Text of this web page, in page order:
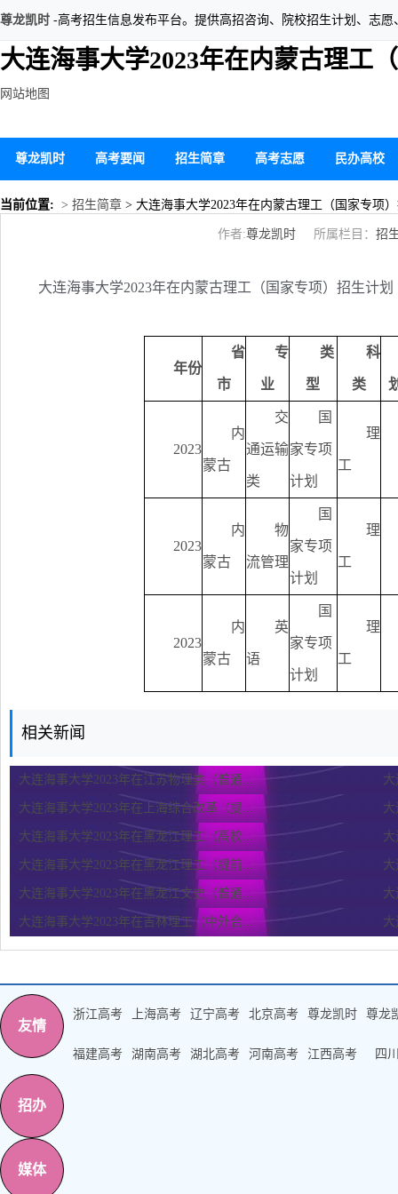
尊龙凯时 -高考招生信息发布平台。提供高招咨询、院校招生计划、志
大连海事大学2023年在内蒙古理工
尊龙凯时 高考要闻 招生简章 高考志愿 民办高校
当前位置: > 招生简章 > 大连海事大学2023年在内蒙古理工（国家专项
作者:尊龙凯时 所属栏目： 招
大连海事大学2023年在内蒙古理工（国家专项）招生计划
年份
省
市
专
业
类
型
科
类
2023
内
蒙古
交
通运输
类
国
家专项
计划
理
工
2023
内
蒙古
物
流管理
国
家专项
计划
理
工
2023
内
蒙古
英
语
国
家专项
计划
理
工
相关新闻
大连海事大学2023年在江苏物理类（普通...
大连海事大学2023年在上海综合改革（提...
大连海事大学2023年在黑龙江理工（高校...
大连海事大学2023年在黑龙江理工（提前...
大连海事大学2023年在黑龙江文史（普通...
大连海事大学2023年在吉林理工（中外合...
友情
浙江高考 上海高考 辽宁高考 北京高考 尊龙凯时 尊龙
福建高考 湖南高考 湖北高考 河南高考 江西高考 四
招办
媒体
网站地图